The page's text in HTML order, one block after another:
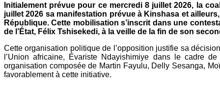
Initialement prévue pour ce mercredi 8 juillet 2026, la
juillet 2026 sa manifestation prévue à Kinshasa et
République. Cette mobilisation s’inscrit dans une
de l’État, Félix Tshisekedi, à la veille de la fin de son
Cette organisation politique de l’opposition justifie sa
l’Union africaine, Évariste Ndayishimiye dans le cadre
organisation composée de Martin Fayulu, Delly Sesanga,
favorablement à cette initiative.